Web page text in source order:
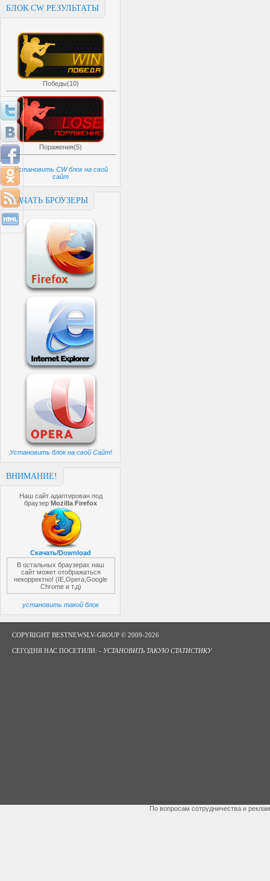
БЛОК CW РЕЗУЛЬТАТЫ
Победы(10)
Поражения(5)
Установить CW блок на свой
сайт
СКАЧАТЬ БРОУЗЕРЫ
Установить блок на свой Сайт!
ВНИМАНИЕ!
Наш сайт адаптирован под
браузерMozilla Firefox
Скачать/Download
В остальных браузерах наш
сайт может отображаться
некорректно! (IE,Opera,Google
Chrome и т.д)
установить такой блок
COPYRIGHT BESTNEWSLV-GROUP © 2009-2026
СЕГОДНЯ НАС ПОСЕТИЛИ: - УСТАНОВИТЬ ТАКУЮ СТАТИСТИКУ
По вопросам сотрудничества и